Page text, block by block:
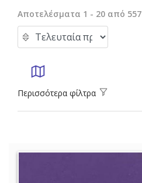
Αποτελέσματα 1 - 20 από 557
Περισσότερα φίλτρα